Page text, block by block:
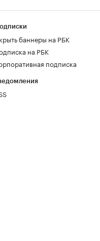
баннеры на РБК
на РБК
подписка